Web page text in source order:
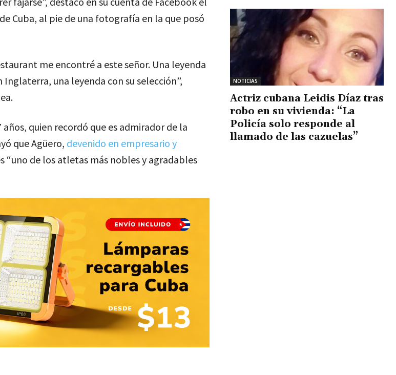
Cuba, al pie de una fotografía en la que posó
me encontré a este señor. Una leyenda
Inglaterra, una leyenda con su selección”,
quien recordó que es admirador de la
que Agüero, devenido en empresario y
“uno de los atletas más nobles y agradables
NOTICIAS
Actriz cubana Leidis Díaz tras
robo en su vivienda: “La
Policía solo responde al
llamado de las cazuelas”